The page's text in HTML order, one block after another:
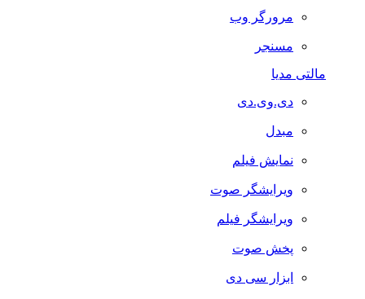
مرورگر وب
مسنجر
مالتی مدیا
دی.وی.دی
مبدل
نمایش فیلم
ویرایشگر صوت
ویرایشگر فیلم
پخش صوت
ابزار سی دی